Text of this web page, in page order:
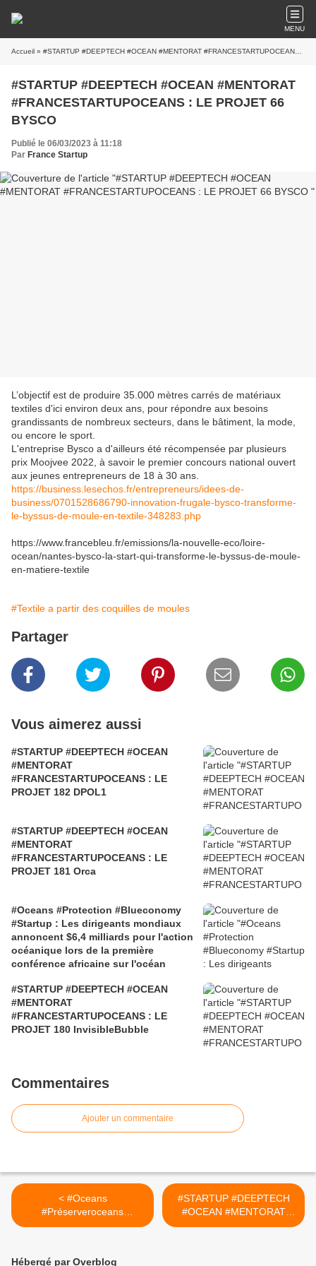
MENU
Accueil » #STARTUP #DEEPTECH #OCEAN #MENTORAT #FRANCESTARTUPOCEANS : LE PROJET 66 BYSCO
#STARTUP #DEEPTECH #OCEAN #MENTORAT
#FRANCESTARTUPOCEANS : LE PROJET 66
BYSCO
Publié le 06/03/2023 à 11:18
Par France Startup
L’objectif est de produire 35.000 mètres carrés de matériaux
textiles d'ici environ deux ans, pour répondre aux besoins
grandissants de nombreux secteurs, dans le bâtiment, la mode,
ou encore le sport.
L'entreprise Bysco a d'ailleurs été récompensée par plusieurs
prix Moojvee 2022, à savoir le premier concours national ouvert
aux jeunes entrepreneurs de 18 à 30 ans.
https://business.lesechos.fr/entrepreneurs/idees-de-
business/0701528686790-innovation-frugale-bysco-transforme-
le-byssus-de-moule-en-textile-348283.php
https://www.francebleu.fr/emissions/la-nouvelle-eco/loire-
ocean/nantes-bysco-la-start-qui-transforme-le-byssus-de-moule-
en-matiere-textile
#Textile a partir des coquilles de moules
Partager
Vous aimerez aussi
#STARTUP #DEEPTECH #OCEAN
#MENTORAT
#FRANCESTARTUPOCEANS : LE
PROJET 182 DPOL1
#STARTUP #DEEPTECH #OCEAN
#MENTORAT
#FRANCESTARTUPOCEANS : LE
PROJET 181 Orca
#Oceans #Protection #Blueconomy
#Startup : Les dirigeants mondiaux
annoncent $6,4 milliards pour l'action
océanique lors de la première
conférence africaine sur l'océan
#STARTUP #DEEPTECH #OCEAN
#MENTORAT
#FRANCESTARTUPOCEANS : LE
PROJET 180 InvisibleBubble
Commentaires
Ajouter un commentaire
< #Oceans
#Préserveroceans
#Accordhistorique à l'ONU
#STARTUP #DEEPTECH
#OCEAN #MENTORAT
#FRANCESTARTUPOCEAN
Hébergé par Overblog